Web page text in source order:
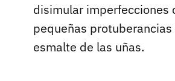
disimular imperfecciones
pequeñas protuberancias
esmalte de las uñas.